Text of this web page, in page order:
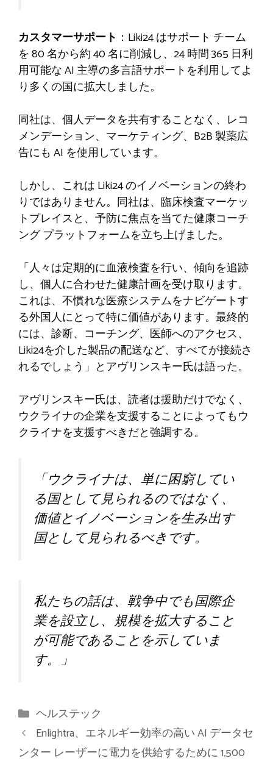
カスタマーサポート ：Liki24 はサポート チーム
を 80 名から約 40 名に削減し、24 時間 365 日利
用可能な AI 主導の多言語サポートを利用してよ
り多くの国に拡大しました。
同社は、個人データを共有することなく、レコ
メンデーション、マーケティング、B2B 製薬広
告にも AI を使用しています。
しかし、これは Liki24 のイノベーションの終わ
りではありません。同社は、臨床検査マーケッ
トプレイスと、予防に焦点を当てた健康コーチ
ング プラットフォームを立ち上げました。
「人々は定期的に血液検査を行い、傾向を追跡
し、個人に合わせた健康計画を受け取ります。
これは、不慣れな医療システムをナビゲートす
る外国人にとって特に価値があります。最終的
には、診断、コーチング、医師へのアクセス、
Liki24を介した製品の配送など、すべてが接続さ
れるでしょう」とアヴリンスキー氏は語った。
アヴリンスキー氏は、読者は援助だけでなく、
ウクライナの企業を支援することによってもウ
クライナを支援すべきだと強調する。
「ウクライナは、単に困窮してい
る国として見られるのではなく、
価値とイノベーションを生み出す
国として見られるべきです。
私たちの話は、戦争中でも国際企
業を設立し、規模を拡大すること
が可能であることを示していま
す。」
カ
テ
ゴ
ヘルステック
Enlightra、エネルギー効率の高い AI データセ
ンター レーザーに電力を供給するために 1,500